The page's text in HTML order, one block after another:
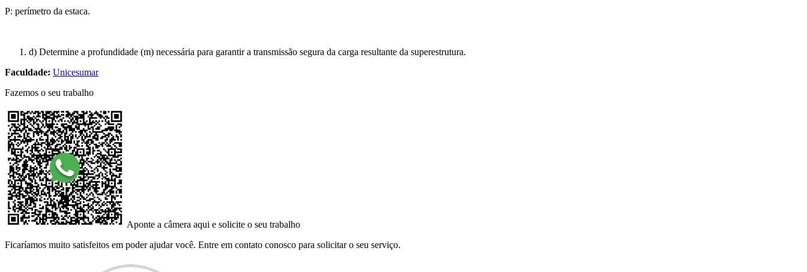
P: perímetro da estaca.
d) Determine a profundidade (m) necessária para garantir a transmissão segura da carga resultante da superestrutura.
Faculdade: Unicesumar
Fazemos o seu trabalho
Aponte a câmera aqui e solicite o seu trabalho
Ficaríamos muito satisfeitos em poder ajudar você. Entre em contato conosco para solicitar o seu serviço.